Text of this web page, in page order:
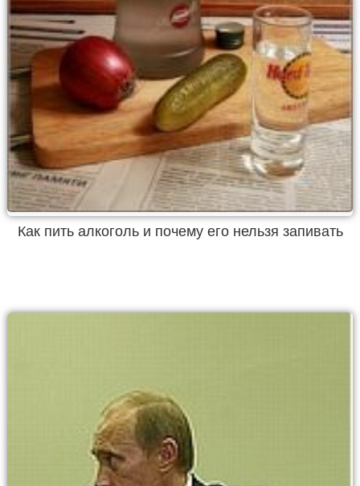
Как пить алкоголь и почему его нельзя запивать